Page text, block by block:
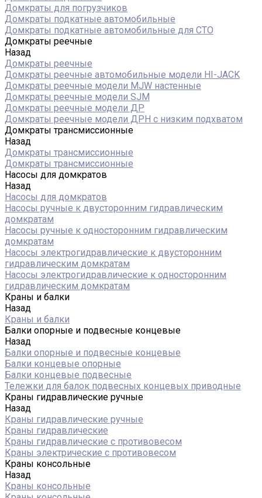
Домкраты для погрузчиков
Домкраты подкатные автомобильные
Домкраты подкатные автомобильные для СТО
Домкраты реечные
Назад
Домкраты реечные
Домкраты реечные автомобильные модели HI-JACK
Домкраты реечные модели MJW настенные
Домкраты реечные модели SJM
Домкраты реечные модели ДР
Домкраты реечные модели ДРН с низким подхватом
Домкраты трансмиссионные
Назад
Домкраты трансмиссионные
Домкраты трансмиссионные
Насосы для домкратов
Назад
Насосы для домкратов
Насосы ручные к двусторонним гидравлическим
домкратам
Насосы ручные к односторонним гидравлическим
домкратам
Насосы электрогидравлические к двусторонним
гидравлическим домкратам
Насосы электрогидравлические к односторонним
гидравлическим домкратам
Краны и балки
Назад
Краны и балки
Балки опорные и подвесные концевые
Назад
Балки опорные и подвесные концевые
Балки концевые опорные
Балки концевые подвесные
Тележки для балок подвесных концевых приводные
Краны гидравлические ручные
Назад
Краны гидравлические ручные
Краны гидравлические
Краны гидравлические с противовесом
Краны электрические с противовесом
Краны консольные
Назад
Краны консольные